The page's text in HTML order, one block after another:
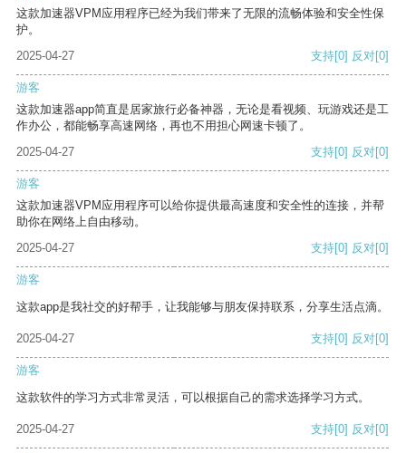
这款加速器VPM应用程序已经为我们带来了无限的流畅体验和安全性保
护。
2025-04-27
支持[0] 反对[0]
游客
这款加速器app简直是居家旅行必备神器，无论是看视频、玩游戏还是工
作办公，都能畅享高速网络，再也不用担心网速卡顿了。
2025-04-27
支持[0] 反对[0]
游客
这款加速器VPM应用程序可以给你提供最高速度和安全性的连接，并帮
助你在网络上自由移动。
2025-04-27
支持[0] 反对[0]
游客
这款app是我社交的好帮手，让我能够与朋友保持联系，分享生活点滴。
2025-04-27 支持[0] 反对[0]
游客
这款软件的学习方式非常灵活，可以根据自己的需求选择学习方式。
2025-04-27 支持[0] 反对[0]